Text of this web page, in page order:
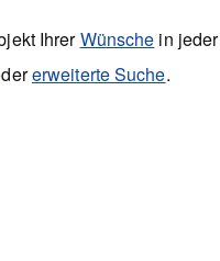
IhrerWünsche in
erweiterte Suche.